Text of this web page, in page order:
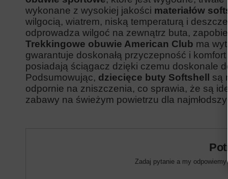
wykonane z wysokiej jakości materiałów
wilgocią, wiatrem, niską temperaturą i
odprowadza wilgoć na zewnątrz buta,
Trekkingowe obuwie American Club ma
gwarantuje doskonałą przyczepność i
posiadają ściągacz dzięki czemu doskonale
Podsumowując, dziecięce buty Softshell są
odpornie na zniszczenia, co sprawia, że są
zabawy na świeżym powietrzu dla
Zadaj pytanie a my